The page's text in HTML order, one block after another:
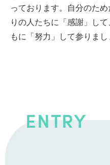
っております。自分のた
りの人たちに「感謝」し
もに「努力」して参りまし
ENTRY